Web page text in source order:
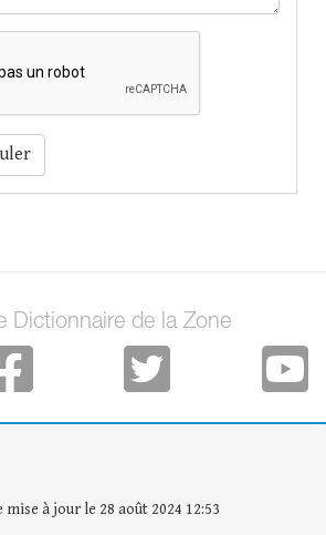
Dictionnaire de la Zone
à jour le 28 août 2024 12:53